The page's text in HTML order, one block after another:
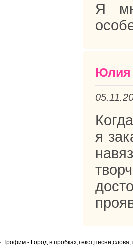
Я
Юлия
я
· Трофим - Город в